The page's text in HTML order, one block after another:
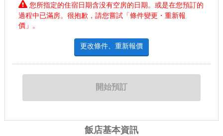
您所指定的住宿日期含没有空房的日期。或是在您預訂的
過程中已滿房。很抱歉，請您嘗試「條件變更・重新報
價」。
更改條件、重新報價
飯店基本資訊